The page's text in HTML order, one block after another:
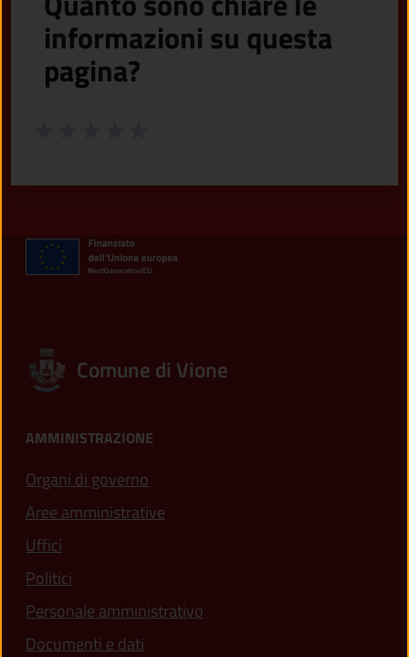
informazioni su questa
pagina?
Comune di Vione
AMMINISTRAZIONE
Organi di governo
Aree amministrative
Uffici
Politici
Personale amministrativo
Documenti e dati